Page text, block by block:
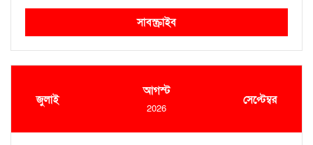
সাবস্ক্রাইব
জুলাই
আগস্ট
2026
সেপ্টেম্বর